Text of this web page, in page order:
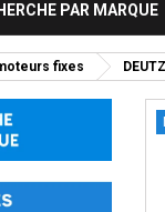
PAR MARQUE
fixes DEUTZ